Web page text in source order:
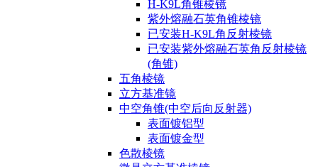
H-K9L角锥棱镜
紫外熔融石英角锥棱镜
已安装H-K9L角反射棱镜
已安装紫外熔融石英角反射棱镜
(角锥)
五角棱镜
立方基准镜
中空角锥(中空后向反射器)
表面镀铝型
表面镀金型
色散棱镜